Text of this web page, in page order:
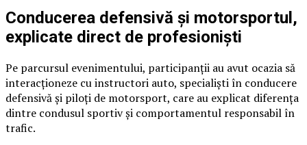
Conducerea defensivă și motorsportul,
explicate direct de profesioniști
Pe parcursul evenimentului, participanții au avut ocazia să
interacționeze cu instructori auto, specialiști în conducere
defensivă și piloți de motorsport, care au explicat diferența
dintre condusul sportiv și comportamentul responsabil în
trafic.